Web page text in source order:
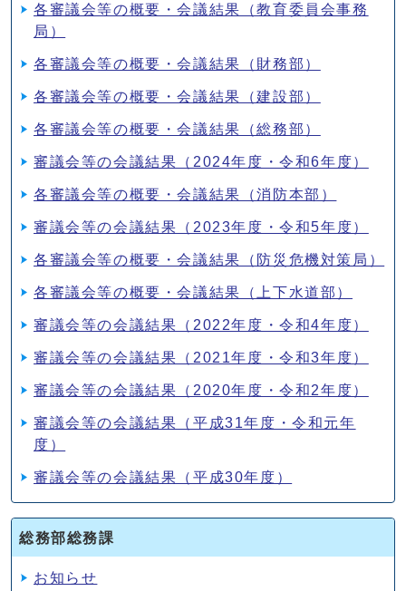
各審議会等の概要・会議結果（教育委員会事務
局）
各審議会等の概要・会議結果（財務部）
各審議会等の概要・会議結果（建設部）
各審議会等の概要・会議結果（総務部）
審議会等の会議結果（2024年度・令和6年度）
各審議会等の概要・会議結果（消防本部）
審議会等の会議結果（2023年度・令和5年度）
各審議会等の概要・会議結果（防災危機対策局）
各審議会等の概要・会議結果（上下水道部）
審議会等の会議結果（2022年度・令和4年度）
審議会等の会議結果（2021年度・令和3年度）
審議会等の会議結果（2020年度・令和2年度）
審議会等の会議結果（平成31年度・令和元年
度）
審議会等の会議結果（平成30年度）
総務部総務課
お知らせ